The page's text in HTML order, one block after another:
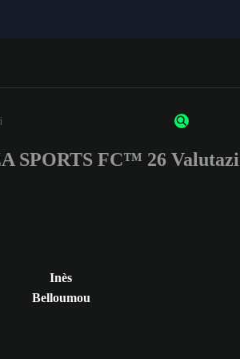
minimo di 3 caratteri o numeri.
SPORTS FC™ 26
Inès
Belloumou